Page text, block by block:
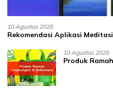
10 Agustus 2025
Rekomendasi Aplikasi
10 Agustus 2025
Produk